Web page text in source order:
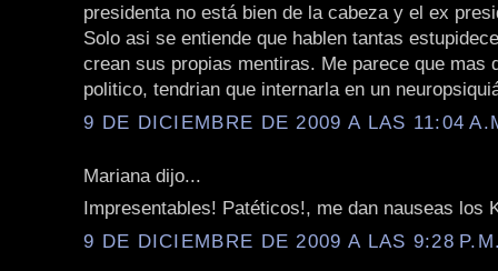
presidenta no está bien de la cabeza y el ex
Solo asi se entiende que hablen tantas
crean sus propias mentiras. Me parece que mas
politico, tendrian que internarla en un
9 DE DICIEMBRE DE 2009 A LAS 11:04
Mariana dijo...
Impresentables! Patéticos!, me dan nauseas los
9 DE DICIEMBRE DE 2009 A LAS 9:28